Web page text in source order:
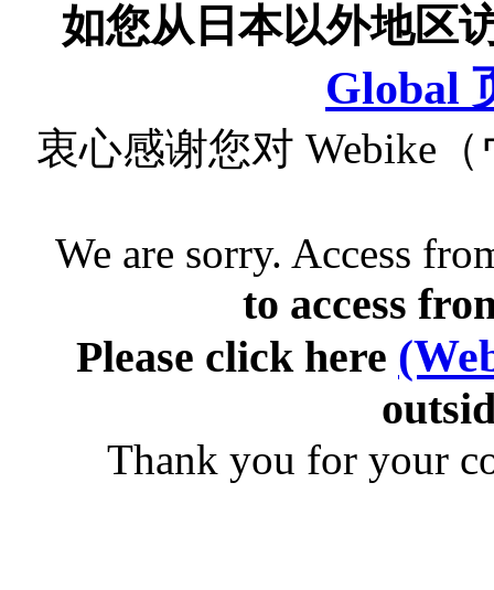
如您从日本以外地区
Global
衷心感谢您对 Webike
We are sorry. Access
to access
Please click here
Thank you for your